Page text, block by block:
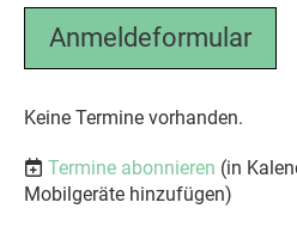
Anmeldeformular
Keine Termine vorhanden.
Termine abonnieren (in
Mobilgeräte hinzufügen)